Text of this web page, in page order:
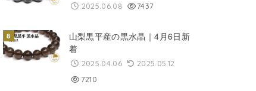
2025.06.08 7437
山梨黒平産の黒水晶｜4月6日新
着
2025.04.06
2025.05.12
7210